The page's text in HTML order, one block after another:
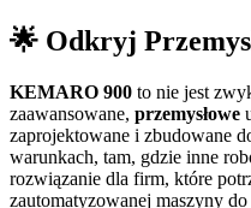
🌟 Odkryj
KEMARO 900 to nie jest
zaawansowane, przemysłowe
zaprojektowane i zbudowane
warunkach, tam, gdzie inne
rozwiązanie dla firm, które
zautomatyzowanej maszyny